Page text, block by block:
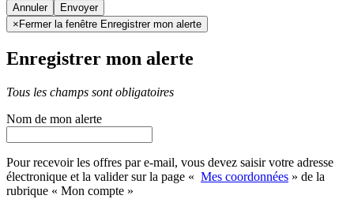
Annuler
× Fermer la fenêtre Enregistrer mon alerte
Enregistrer mon alerte
Tous les champs sont obligatoires
Nom de mon alerte
Pour recevoir les offres par e-mail, vous devez saisir votre adresse
électronique et la valider sur la page « Mes coordonnées » de la
rubrique « Mon compte »